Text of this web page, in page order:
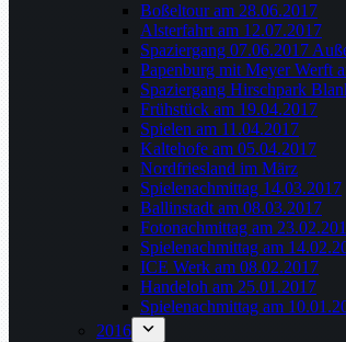
Boßeltour am 28.06.2017
Alsterfahrt am 12.07.2017
Spaziergang 07.06.2017
Papenburg mit Meyer Werft
Spaziergang Hirschpark
Frühstück am 19.04.2017
Spielen am 11.04.2017
Kaltehofe am 05.04.2017
Nordfriesland im März
Spielenachmittag 14.03.2017
Ballinstadt am 08.03.2017
Fotonachmittag am
Spielenachmittag am
ICE Werk am 08.02.2017
Handeloh am 25.01.2017
Spielenachmittag am
2016